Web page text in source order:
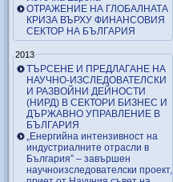
ОТРАЖЕНИЕ НА ГЛОБАЛНАТА
КРИЗА ВЪРХУ ФИНАНСОВИЯ
СЕКТОР НА БЪЛГАРИЯ
2013
ТЪРСЕНЕ И ПРЕДЛАГАНЕ НА
НАУЧНО-ИЗСЛЕДОВАТЕЛСКИ
И РАЗВОЙНИ ДЕЙНОСТИ
(НИРД) В СЕКТОРИ БИЗНЕС И
ДЪРЖАВНО УПРАВЛЕНИЕ В
БЪЛГАРИЯ
„Енергийна интензивност на
индустриалните отрасли в
България” – завършен
научноизследователски проект,